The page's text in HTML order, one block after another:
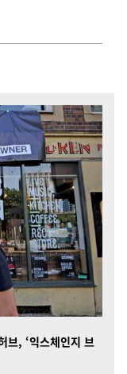
브, ‘익스체인지 브